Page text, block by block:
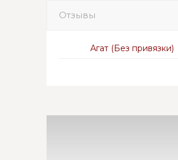
Отзывы
Агат (Без привязки)